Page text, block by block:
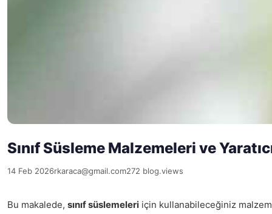
Sınıf Süsleme Malzemeleri ve
14 Feb 2026rkaraca@gmail.com272 blog.views
Bu makalede, sınıf süslemeleri için kullanabileceğiniz